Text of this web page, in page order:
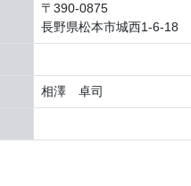
〒390-0875
長野県松本市城西1-6-18
相澤 卓司